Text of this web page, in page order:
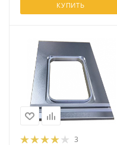
КУПИТЬ
3